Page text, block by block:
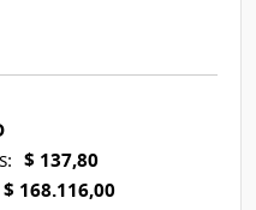
$ 137,80
$ 168.116,00